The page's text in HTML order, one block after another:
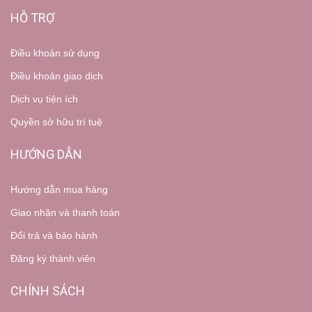
HỖ TRỢ
Điều khoản sử dụng
Điều khoản giao dịch
Dịch vụ tiện ích
Quyền sở hữu trí tuệ
HƯỚNG DẪN
Hướng dẫn mua hàng
Giao nhận và thanh toán
Đổi trả và bảo hành
Đăng ký thành viên
CHÍNH SÁCH